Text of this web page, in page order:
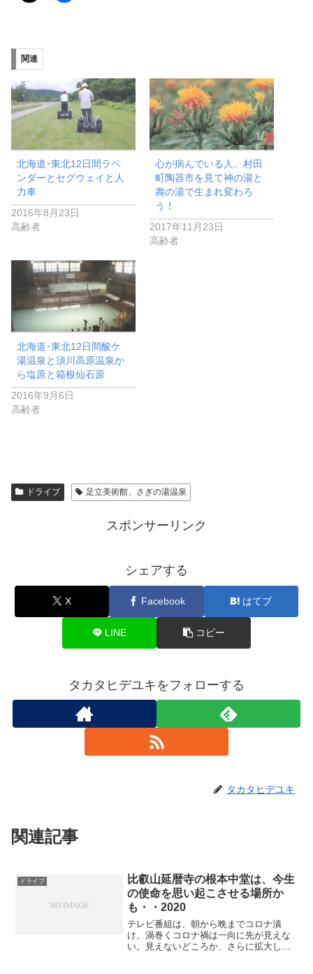
関連
北海道･東北12日間ラベ
ンダーとセグウェイと人
力車
2016年8月23日
高齢者
心が病んでいる人、村田
町陶器市を見て神の湯と
壽の湯で生まれ変わろ
う！
2017年11月23日
高齢者
北海道･東北12日間酸ケ
湯温泉と須川高原温泉か
ら塩原と箱根仙石原
2016年9月6日
高齢者
ドライブ 足立美術館、さぎの湯温泉
スポンサーリンク
シェアする
X Facebook はてブ
LINE コピー
タカタヒデユキをフォローする
タカタヒデユキ
関連記事
ドライブ
比叡山延暦寺の根本中堂は、今生
の使命を思い起こさせる場所か
も・・2020
テレビ番組は、朝から晩までコロナ漬
け、渦巻くコロナ禍は一向に先が見えな
い。見えないどころか、さらに拡大して